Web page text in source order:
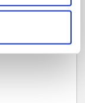
te ukazati na